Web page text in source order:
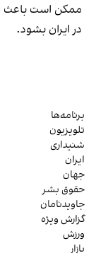
ممکن است باعث
در ایران بشود.
برنامه‌ها
تلویزیون
شنیداری
ایران
جهان
حقوق بشر
جاویدنامان
گزارش ویژه
ورزش
بازار